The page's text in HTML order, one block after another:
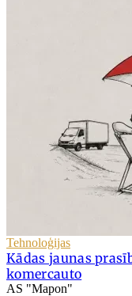
Tehnoloģijas
Kādas jaunas
komercauto
AS "Mapon"